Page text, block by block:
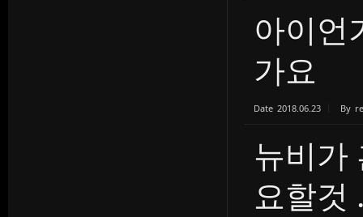
아이
가요
Date 2018.06.23 By
뉴비가
요할것